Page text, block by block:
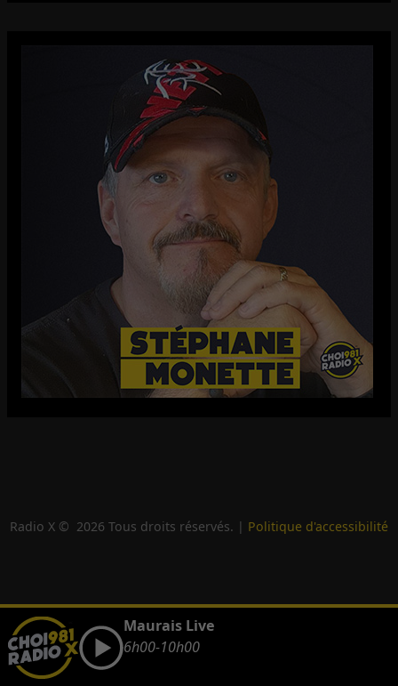
Radio X © 2026 Tous droits réservés. | Politique d'accessibilité
Maurais Live
6h00-10h00